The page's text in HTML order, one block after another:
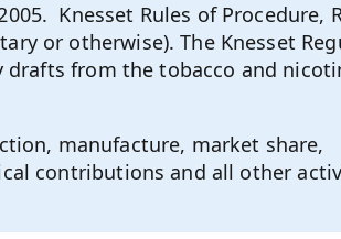
Knesset Rules of Procedure,
or otherwise). The Knesset
from the tobacco and
manufacture, market share,
contributions and all other